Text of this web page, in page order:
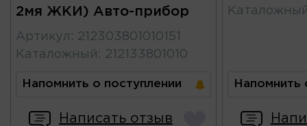
2мя ЖКИ) Авто-прибор
Артикул : 212303801010151
Каталожный : 212133801010
Напомнить о поступлении
Написать отзыв
Напомнить